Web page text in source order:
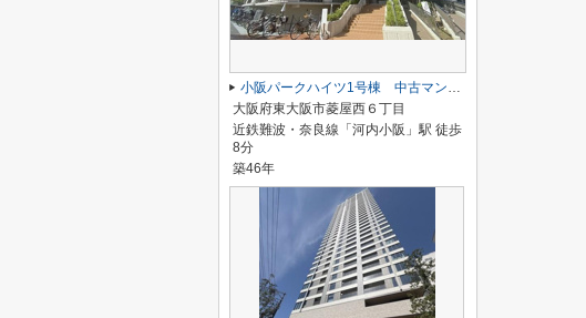
小阪パークハイツ1号棟 中古マンション
大阪府東大阪市菱屋西６丁目
近鉄難波・奈良線「河内小阪」駅 徒歩
8分
築46年